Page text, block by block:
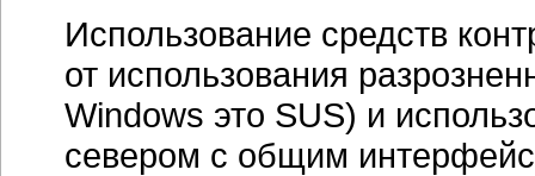
Использование средств
от использования
Windows это SUS) и
севером с общим